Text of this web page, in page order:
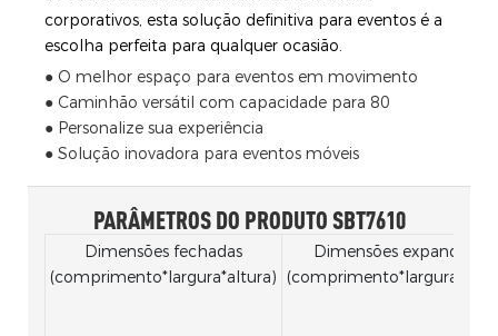
corporativos, esta solução definitiva para eventos é a
escolha perfeita para qualquer ocasião.
● O melhor espaço para eventos em movimento
● Caminhão versátil com capacidade para 80
● Personalize sua experiência
● Solução inovadora para eventos móveis
PARÂMETROS DO PRODUTO SBT7610
Dimensões fechadas
(comprimento*largura*altura)
Dimensões expandidas